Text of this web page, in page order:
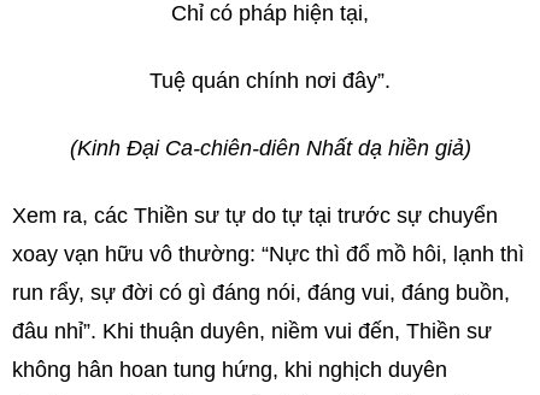
Chỉ có pháp hiện tại,
Tuệ quán chính nơi đây”.
(Kinh Ðại Ca-chiên-diên Nhất dạ hiền giả)
Xem ra, các Thiền sư tự do tự tại trước sự chuyển
xoay vạn hữu vô thường: “Nực thì đổ mồ hôi, lạnh thì
run rẩy, sự đời có gì đáng nói, đáng vui, đáng buồn,
đâu nhỉ”. Khi thuận duyên, niềm vui đến, Thiền sư
không hân hoan tung hứng, khi nghịch duyên